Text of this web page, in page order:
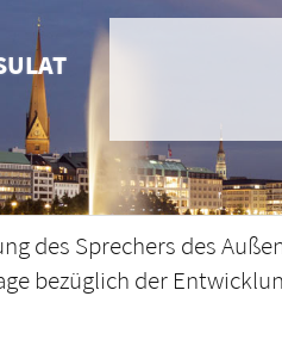
des Sprechers des
bezüglich der